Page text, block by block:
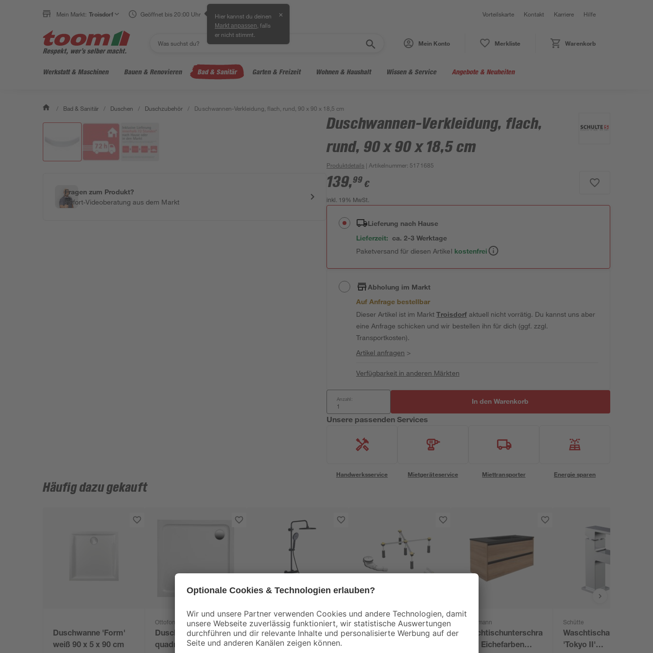
Mein Markt: Troisdorf Geöffnet bis 20:00 Uhr Hier kannst du deinen
Markt anpassen , falls
er nicht stimmt.
✕ Vorteilskarte Kontakt Karriere Hilfe
Mein Konto Merkliste Warenkorb
Werkstatt & Maschinen Bauen & Renovieren Bad & Sanitär Garten & Freizeit Wohnen & Haushalt Wissen & Service Angebote & Neuheiten
/ Bad & Sanitär / Duschen / Duschzubehör / Duschwannen-Verkleidung, flach, rund, 90 x 90 x 18,5 cm
Fragen zum Produkt?
Sofort-Videoberatung aus dem Markt
Duschwannen-Verkleidung, flach,
rund, 90 x 90 x 18,5 cm
Produktdetails | Artikelnummer: 5171685
139,99 €
inkl. 19% MwSt.
Lieferung nach Hause
Lieferzeit: ca. 2-3 Werktage
Paketversand für diesen Artikel kostenfrei
Abholung im Markt
Auf Anfrage bestellbar
Dieser Artikel ist im MarktTroisdorfaktuell nicht vorrätig. Du kannst uns aber
eine Anfrage schicken und wir bestellen ihn für dich (ggf. zzgl.
Transportkosten).
Artikel anfragen >
Verfügbarkeit in anderen Märkten
Anzahl: In den Warenkorb
Unsere passenden Services
Handwerksservice Mietgeräteservice Miettransporter Energie sparen
Häufig dazu gekauft
Duschwanne 'Form'
weiß 90 x 5 x 90 cm
Ottofond
Duschtasse
quadratisch weiß 90 x
toom
Duschsäule 'Barbuda'
mit Cool-Touch-
Ottofond
Montageset für
Fackelmann
Waschtischunterschrank
'Vita' Eichefarben
Schütte
Waschtischarmatur
'Tokyo II'